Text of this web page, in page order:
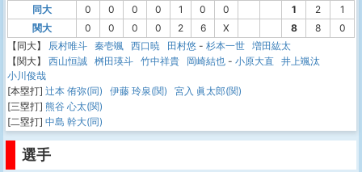
同大
0 0 0 0 1 0 0 1 2
1
関大
0 0 0 0 2 6 X 8 8 0
【同大】 辰村唯斗 秦壱颯 西口暁 田村悠 - 杉本一世 増田紘太
【関大】
西山恒誠 桝田瑛斗 竹中祥貴 岡崎結也 - 小原大直 井上颯汰
小川俊哉
[本塁打] 辻本 侑弥(同) 伊藤 玲泉(関)
宮入 眞太郎(関)
[三塁打] 熊谷 心太(関)
[二塁打] 中島 幹大(同)
選手